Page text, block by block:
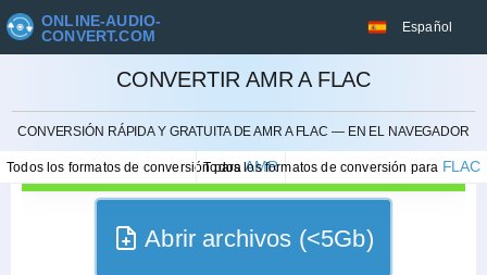
ONLINE-AUDIO-
CONVERT.COM
Español
CONVERTIR AMR A FLAC
CONVERSIÓN RÁPIDA Y GRATUITA DE AMR A FLAC — EN EL NAVEGADOR
Todos los formatos de conversión paraAMR
Todos los formatos de conversión para FLAC
CANCELAR
Abrir archivos (<5Gb)